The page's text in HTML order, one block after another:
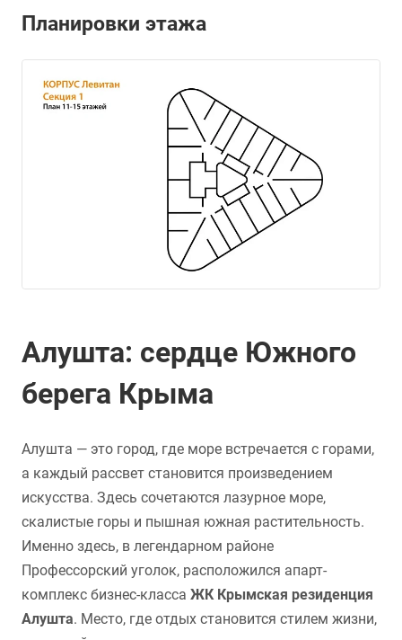
Планировки этажа
Алушта: сердце Южного
берега Крыма
Алушта — это город, где море встречается с горами,
а каждый рассвет становится произведением
искусства. Здесь сочетаются лазурное море,
скалистые горы и пышная южная растительность.
Именно здесь, в легендарном районе
Профессорский уголок, расположился апарт-
комплекс бизнес-класса ЖК Крымская резиденция
Алушта. Место, где отдых становится стилем жизни,